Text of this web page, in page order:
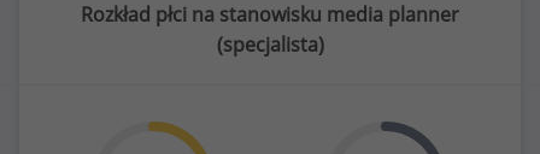
Rozkład płci na stanowisku media planner
(specjalista)